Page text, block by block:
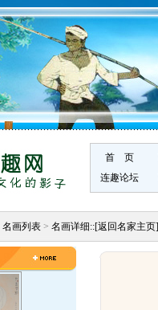
首 页
连趣论坛
名画列表> 名画详细::[返回名家主页]